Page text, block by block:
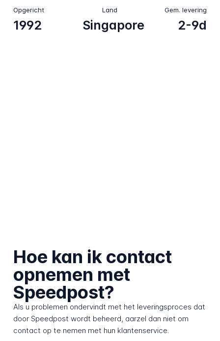
Opgericht
1992
Land
Singapore
Gem. levering
2-9d
Hoe kan ik contact
opnemen met
Speedpost?
Als u problemen ondervindt met het leveringsproces dat
door Speedpost wordt beheerd, aarzel dan niet om
contact op te nemen met hun klantenservice.